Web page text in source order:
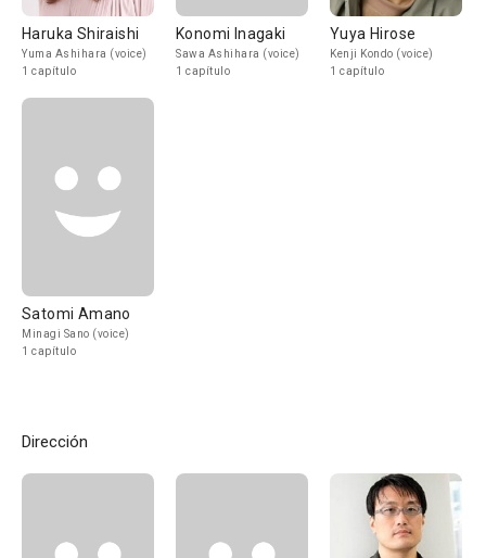
Haruka Shiraishi
Yuma Ashihara (voice)
1 capítulo
Konomi Inagaki
Sawa Ashihara (voice)
1 capítulo
Yuya Hirose
Kenji Kondo (voice)
1 capítulo
Satomi Amano
Minagi Sano (voice)
1 capítulo
Dirección